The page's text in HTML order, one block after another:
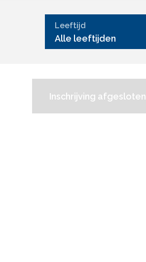
Leeftijd
Alle leeftijden
Inschrijving afgesloten